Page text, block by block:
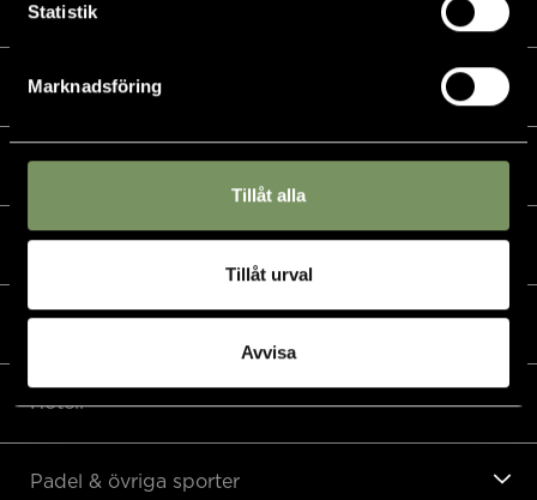
Statistik
Marknadsföring
Tillåt alla
Tillåt urval
Avvisa
Kalender
Golf
Golfshop
Restaurang
Hotell
Padel & övriga sporter